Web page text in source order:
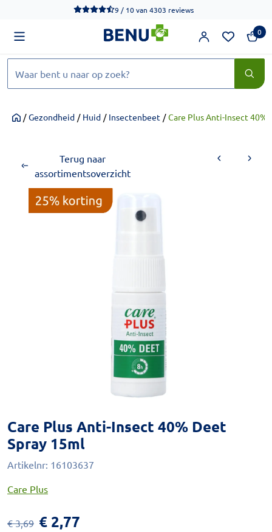
We werken momenteel hard aan het verbeteren van de
9 / 10van 4303 reviews
0
Home
/ Gezondheid / Huid / Insectenbeet / Care Plus Anti-Insect 40%
Terug naar
assortimentsoverzicht
Care Plus Anti-Insect 40% Deet
Spray 15ml
Artikelnr: 16103637
Care Plus
€3,69 € 2,77